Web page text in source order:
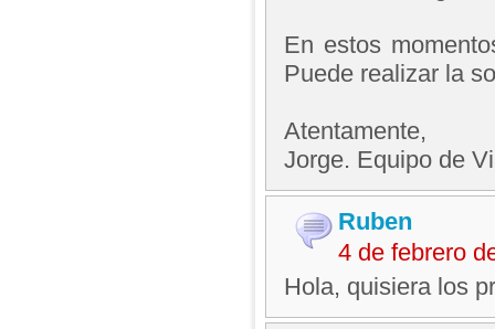
En estos
Puede realizar la
Atentamente,
Jorge. Equipo de
Ruben
4 de febrero
Hola, quisiera los